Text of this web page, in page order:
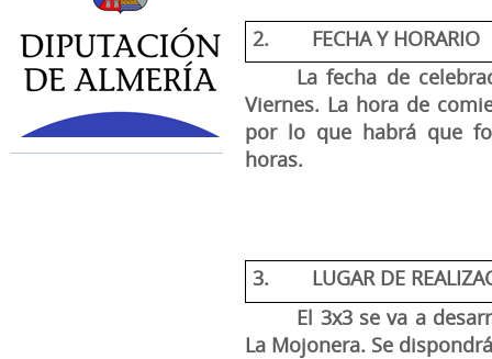
2.
FECHA Y HORARIO
La fecha de
Viernes. La hora de
por lo que habrá que
horas.
3.
LUGAR DE
El 3x3 se va a
La Mojonera. Se